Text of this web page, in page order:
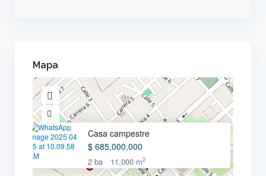
Mapa
Casa campestre
$ 685,000,000
2 ba 11,000 m2